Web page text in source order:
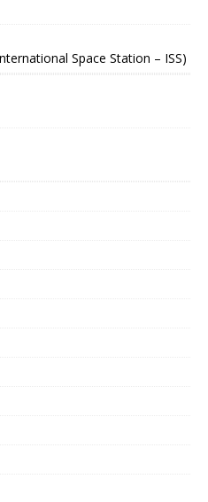
Space Station – ISS)